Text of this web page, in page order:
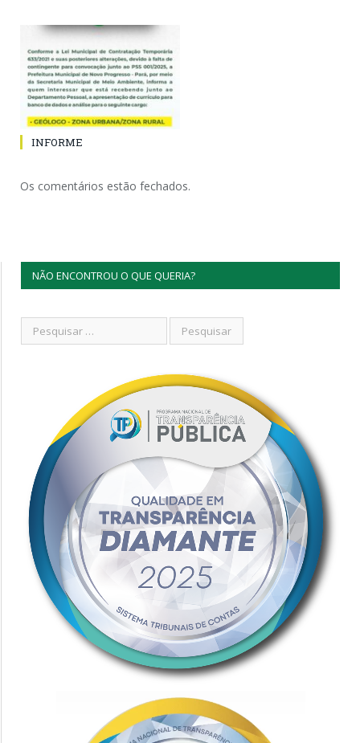
INFORME
Os comentários estão fechados.
NÃO ENCONTROU O QUE QUERIA?